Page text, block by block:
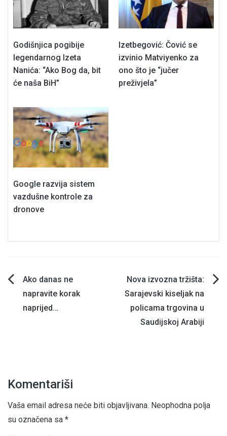
Godišnjica pogibije
legendarnog Izeta
Nanića: “Ako Bog da, bit
će naša BiH”
Izetbegović: Čović se
izvinio Matviyenko za
ono što je “jučer
preživjela”
Google razvija sistem
vazdušne kontrole za
dronove
Navigacija
članaka
Ako danas ne
napravite korak
naprijed…
Nova izvozna tržišta:
Sarajevski kiseljak na
policama trgovina u
Saudijskoj Arabiji
Komentariši
Vaša email adresa neće biti objavljivana. Neophodna polja
su označena sa *